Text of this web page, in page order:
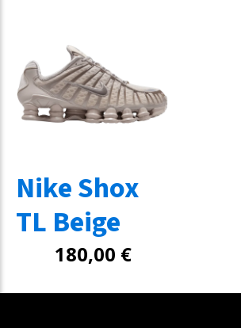
Nike Shox
TL Beige
180,00 €